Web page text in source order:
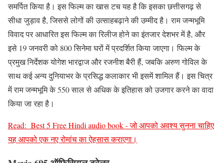
समर्पित किया है। इस फिल्म का खास टच यह है कि इसका छत्तीसगढ़ से
सीधा जुड़ाव है, जिससे लोगों की उत्साहबढ़ाने की उम्मीद है। राम जन्मभूमि
विवाद पर आधारित इस फिल्म का रिलीज होने का इंतजार देशभर में है, और
इसे 19 जनवरी को 800 सिनेमा घरों में प्रदर्शित किया जाएगा। फिल्म के
प्रमुख निर्देशक योगेश भारद्वाज और रजनीश बैरी हैं, जबकि अरुण गोविल के
साथ कई अन्य दुनियाभर के प्रसिद्ध कलाकार भी इसमें शामिल हैं। इस चित्र
में राम जन्मभूमि के 550 साल से अधिक के इतिहास को उजगार करने का वादा
किया जा रहा है।
Read: Best 5 Free Hindi audio book - जो आपको अवश्य सुनना चाहिए
यह आपको एक नए रोमांच का ऐहसास कराएगा।